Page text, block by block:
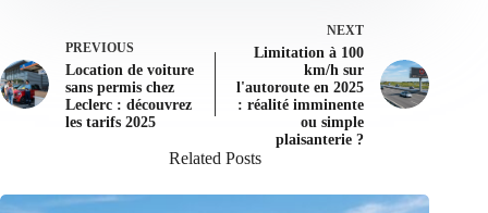
PREVIOUS
Location de voiture
sans permis chez
Leclerc : découvrez
les tarifs 2025
NEXT
Limitation à 100
km/h sur
l'autoroute en 2025
: réalité imminente
ou simple
plaisanterie ?
Related Posts